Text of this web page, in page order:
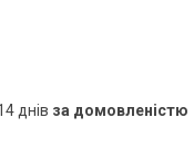
днів за домовленістю